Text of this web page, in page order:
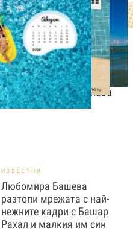
СВОБОДНО ВРЕМЕ
9 неща, които състаряват
жената след 35 години –
без дори да ги осъзнава
ИЗВЕСТНИ
Любомира Башева
разтопи мрежата с най-
нежните кадри с Башар
Рахал и малкия им син